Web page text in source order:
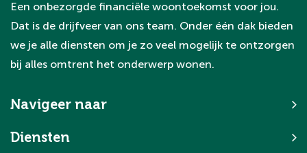
Een onbezorgde financiële woontoekomst voor jou.
Dat is de drijfveer van ons team. Onder één dak bieden
we je alle diensten om je zo veel mogelijk te ontzorgen
bij alles omtrent het onderwerp wonen.
Navigeer naar
Diensten